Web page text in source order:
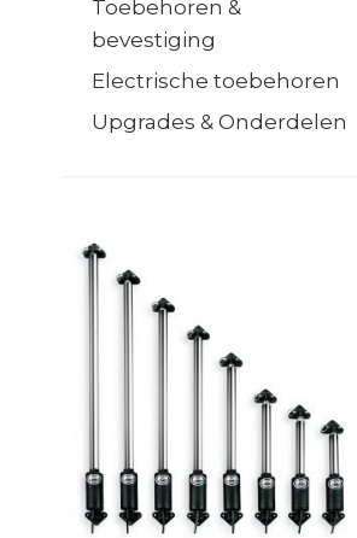
Toebehoren &
bevestiging
Electrische toebehoren
Upgrades & Onderdelen